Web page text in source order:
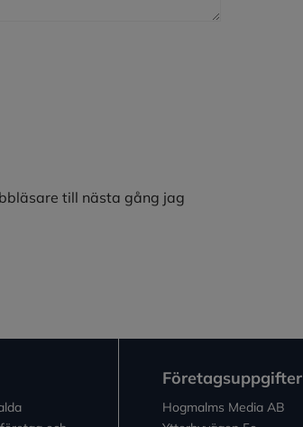
till nästa gång jag
Företagsuppgifter
Hogmalms Media AB